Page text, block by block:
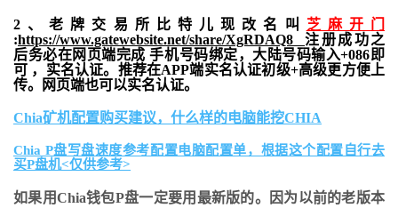
2、老牌交易所比特儿现改名叫 芝麻开门
:https://www.gatewebsite.net/share/XgRDAQ8 注册成功之
后务必在网页端完成 手机号码绑定，大陆号码输入+086即
可 ，实名认证。推荐在APP端实名认证初级+高级更方便上
传。网页端也可以实名认证。
Chia矿机配置购买建议，什么样的电脑能挖CHIA
Chia P盘写盘速度参考配置电脑配置单，根据这个配置自行去
买P盘机<仅供参考>
如果用Chia钱包P盘一定要用最新版的。因为以前的老版本